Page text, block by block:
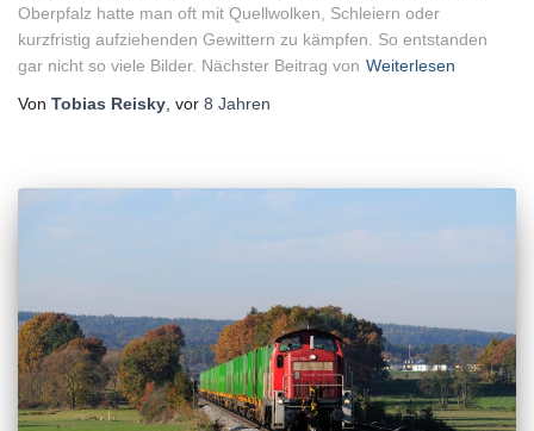
Oberpfalz hatte man oft mit Quellwolken, Schleiern oder
kurzfristig aufziehenden Gewittern zu kämpfen. So entstanden
gar nicht so viele Bilder. Nächster Beitrag von Weiterlesen
Von Tobias Reisky, vor 8 Jahren